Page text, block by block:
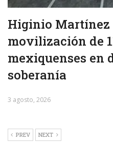
Higinio Martínez
movilización de
mexiquenses en
soberanía
3 agosto, 2026
PREV NEXT